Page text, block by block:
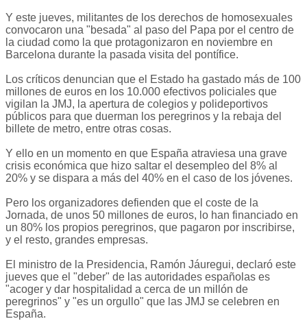
Y este jueves, militantes de los derechos de homosexuales
convocaron una "besada" al paso del Papa por el centro de
la ciudad como la que protagonizaron en noviembre en
Barcelona durante la pasada visita del pontífice.
Los críticos denuncian que el Estado ha gastado más de 100
millones de euros en los 10.000 efectivos policiales que
vigilan la JMJ, la apertura de colegios y polideportivos
públicos para que duerman los peregrinos y la rebaja del
billete de metro, entre otras cosas.
Y ello en un momento en que España atraviesa una grave
crisis económica que hizo saltar el desempleo del 8% al
20% y se dispara a más del 40% en el caso de los jóvenes.
Pero los organizadores defienden que el coste de la
Jornada, de unos 50 millones de euros, lo han financiado en
un 80% los propios peregrinos, que pagaron por inscribirse,
y el resto, grandes empresas.
El ministro de la Presidencia, Ramón Jáuregui, declaró este
jueves que el "deber" de las autoridades españolas es
"acoger y dar hospitalidad a cerca de un millón de
peregrinos" y "es un orgullo" que las JMJ se celebren en
España.